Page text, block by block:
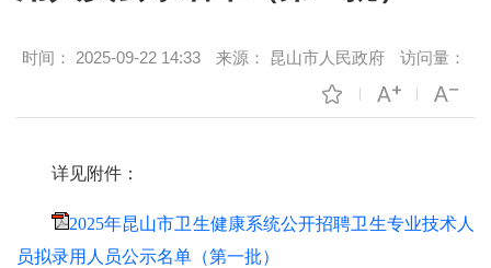
时间： 2025-09-22 14:33 来源： 昆山市人民政府 访问量：
详见附件：
2025年昆山市卫生健康系统公开招聘卫生专业技术人
员拟录用人员公示名单（第一批）